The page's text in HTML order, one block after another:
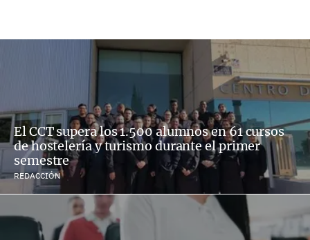
El CCT supera los 1.500 alumnos en 61 cursos
de hostelería y turismo durante el primer
semestre
REDACCIÓN